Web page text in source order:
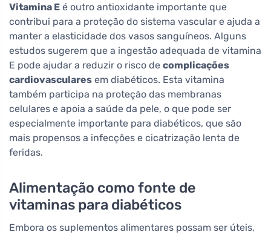
Vitamina E é outro antioxidante importante que
contribui para a proteção do sistema vascular e ajuda a
manter a elasticidade dos vasos sanguíneos. Alguns
estudos sugerem que a ingestão adequada de vitamina
E pode ajudar a reduzir o risco de complicações
cardiovasculares em diabéticos. Esta vitamina
também participa na proteção das membranas
celulares e apoia a saúde da pele, o que pode ser
especialmente importante para diabéticos, que são
mais propensos a infecções e cicatrização lenta de
feridas.
Alimentação como fonte de
vitaminas para diabéticos
Embora os suplementos alimentares possam ser úteis,